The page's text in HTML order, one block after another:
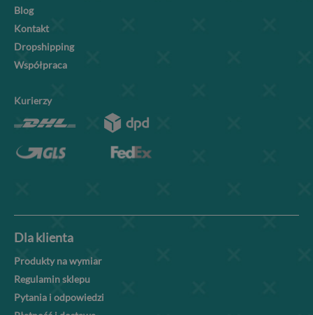
Blog
Kontakt
Dropshipping
Współpraca
Kurierzy
Dla klienta
Produkty na wymiar
Regulamin sklepu
Pytania i odpowiedzi